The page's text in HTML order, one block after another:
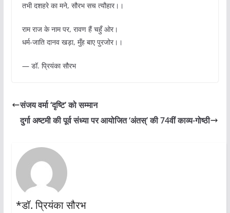
तभी दशहरे का मने, सौरभ सच त्यौहार।।
राम राज के नाम पर, रावण हैं चहुँ ओर।
धर्म-जाति दानव खड़ा, मुँह बाए पुरजोर।।
— डॉ. प्रियंका सौरभ
संजय वर्मा ‘दृष्टि’ को सम्मान
दुर्गा अष्टमी की पूर्व संध्या पर आयोजित ‘अंतस्’ की 74वीं काव्य-गोष्ठी
*डॉ. प्रियंका सौरभ